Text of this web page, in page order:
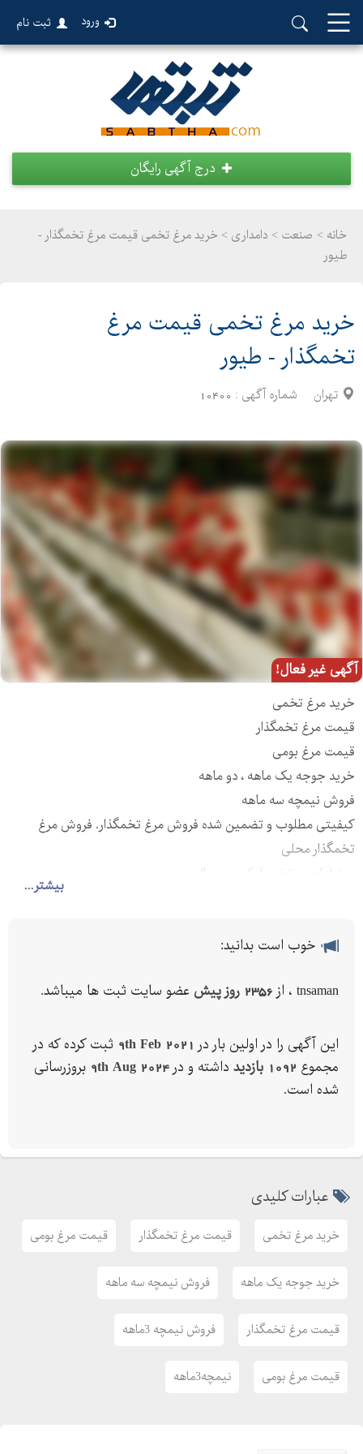
ورود ثبت نام
درج آگهی رایگان
خانه > صنعت > دامداری > خرید مرغ تخمی قیمت مرغ تخمگذار -
طیور
خرید مرغ تخمی قیمت مرغ
تخمگذار - طیور
تهران شماره آگهی : 10400
آگهی غیر فعال!
بیشتر...
خرید مرغ تخمی
قیمت مرغ تخمگذار
قیمت مرغ بومی
خرید جوجه یک ماهه ، دو ماهه
فروش نیمچه سه ماهه
کیفیتی مطلوب و تضمین شده فروش مرغ تخمگذار. فروش مرغ
تخمگذار محلی
خوب است بدانید:
tnsaman ، از 2356 روز پیش عضو سایت ثبت ها میباشد.
این آگهی را در اولین بار در 9th Feb 2021 ثبت کرده که در
مجموع 1092 بازدید داشته و در 9th Aug 2024 بروزرسانی
شده است.
عبارات کلیدی
خرید مرغ تخمی قیمت مرغ تخمگذار قیمت مرغ بومی
خرید جوجه یک ماهه فروش نیمچه سه ماهه
قیمت مرغ تخمگذار فروش نیمچه 3ماهه
قیمت مرغ بومی نیمچه3ماهه